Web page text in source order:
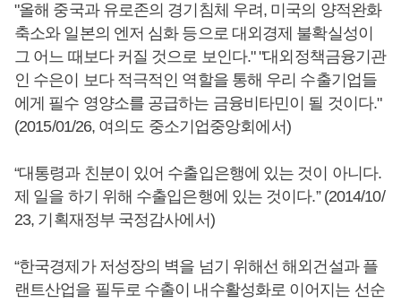
"올해 중국과 유로존의 경기침체 우려, 미국의 양적완화
축소와 일본의 엔저 심화 등으로 대외경제 불확실성이
그 어느 때보다 커질 것으로 보인다." "대외정책금융기관
인 수은이 보다 적극적인 역할을 통해 우리 수출기업들
에게 필수 영양소를 공급하는 금융비타민이 될 것이다."
(2015/01/26, 여의도 중소기업중앙회에서)
“대통령과 친분이 있어 수출입은행에 있는 것이 아니다.
제 일을 하기 위해 수출입은행에 있는 것이다.” (2014/10/
23, 기획재정부 국정감사에서)
“한국경제가 저성장의 벽을 넘기 위해선 해외건설과 플
랜트산업을 필두로 수출이 내수활성화로 이어지는 선순